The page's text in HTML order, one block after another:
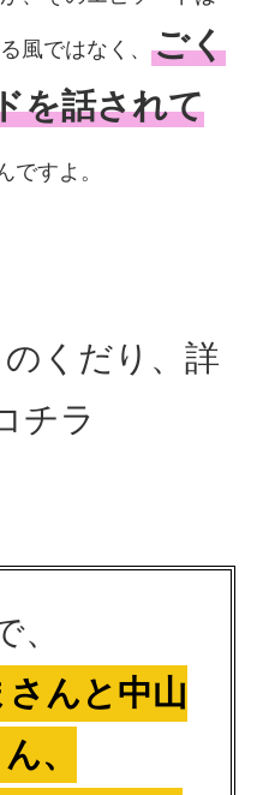
風ではなく、 ごく
を話されて
ですよ。
のくだり、詳
チラ
、
んと中山
、